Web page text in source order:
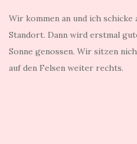
Wir kommen an und ich schicke
Standort. Dann wird erstmal
Sonne genossen. Wir sitzen
auf den Felsen weiter rechts.